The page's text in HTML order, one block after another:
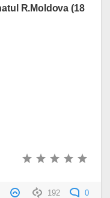
R.Moldova (18
192 0